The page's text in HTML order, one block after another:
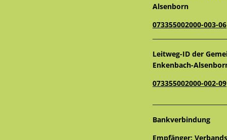
Alsenborn
073355002000-003-06
Leitweg-ID der
Enkenbach-
073355002000-002-09
Bankverbindung
Empfänger: